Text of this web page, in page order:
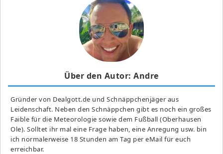
Über den Autor: Andre
Gründer von Dealgott.de und Schnäppchenjäger aus
Leidenschaft. Neben den Schnäppchen gibt es noch ein großes
Fai­ble für die Meteorologie sowie dem Fußball (Oberhausen
Ole). Solltet ihr mal eine Frage haben, eine Anregung usw. bin
ich normalerweise 18 Stunden am Tag per eMail für euch
erreichbar.